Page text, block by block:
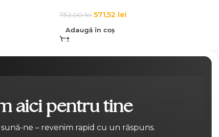
752,00lei 571,52 lei
Adaugă în coș
aici pentru tine
ne – revenim rapid cu un răspuns.